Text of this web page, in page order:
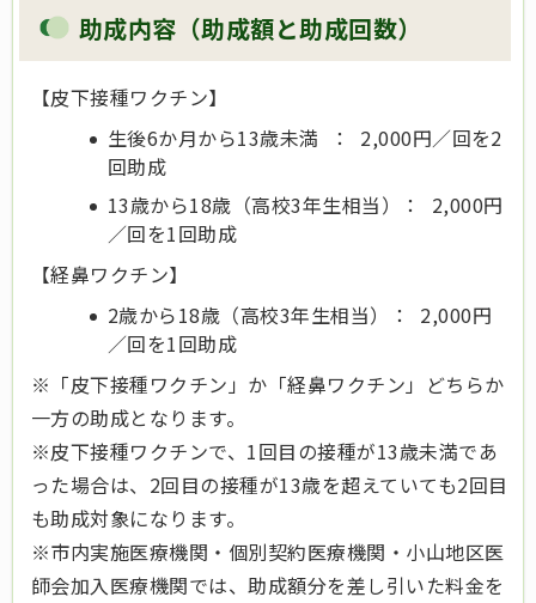
助成内容（助成額と助成回数）
【皮下接種ワクチン】
生後6か月から13歳未満 ： 2,000円／回を2
回助成
13歳から18歳（高校3年生相当）： 2,000円
／回を1回助成
【経鼻ワクチン】
2歳から18歳（高校3年生相当）： 2,000円
／回を1回助成
※「皮下接種ワクチン」か「経鼻ワクチン」どちらか
一方の助成となります。
※皮下接種ワクチンで、1回目の接種が13歳未満であ
った場合は、2回目の接種が13歳を超えていても2回目
も助成対象になります。
※市内実施医療機関・個別契約医療機関・小山地区医
師会加入医療機関では、助成額分を差し引いた料金を